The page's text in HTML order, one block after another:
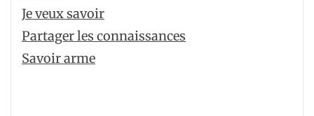
Je veux savoir
Partager les connaissances
Savoir arme